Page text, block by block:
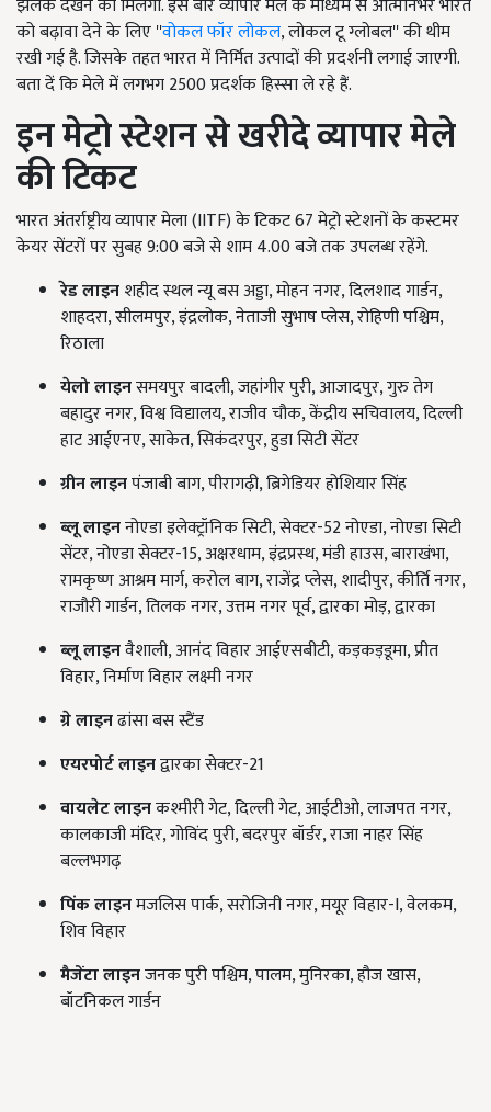
झलक देखने को मिलेगी. इस बार व्यापार मेले के माध्यम से आत्मनिर्भर भारत
को बढ़ावा देने के लिए ''वोकल फॉर लोकल, लोकल टू ग्लोबल'' की थीम
रखी गई है. जिसके तहत भारत में निर्मित उत्पादों की प्रदर्शनी लगाई जाएगी.
बता दें कि मेले में लगभग 2500 प्रदर्शक हिस्सा ले रहे हैं.
इन मेट्रो स्टेशन से खरीदे व्यापार मेले
की टिकट
भारत अंतर्राष्ट्रीय व्यापार मेला (IITF) के टिकट 67 मेट्रो स्टेशनों के कस्टमर
केयर सेंटरों पर सुबह 9:00 बजे से शाम 4.00 बजे तक उपलब्ध रहेंगे.
रेड लाइनशहीद स्थल न्यू बस अड्डा, मोहन नगर, दिलशाद गार्डन,
शाहदरा, सीलमपुर, इंद्रलोक, नेताजी सुभाष प्लेस, रोहिणी पश्चिम,
रिठाला
येलो लाइनसमयपुर बादली, जहांगीर पुरी, आजादपुर, गुरु तेग
बहादुर नगर, विश्व विद्यालय, राजीव चौक, केंद्रीय सचिवालय, दिल्ली
हाट आईएनए, साकेत, सिकंदरपुर, हुडा सिटी सेंटर
ग्रीन लाइनपंजाबी बाग, पीरागढ़ी, ब्रिगेडियर होशियार सिंह
ब्लू लाइननोएडा इलेक्ट्रॉनिक सिटी, सेक्टर-52 नोएडा, नोएडा सिटी
सेंटर, नोएडा सेक्टर-15, अक्षरधाम, इंद्रप्रस्थ, मंडी हाउस, बाराखंभा,
रामकृष्ण आश्रम मार्ग, करोल बाग, राजेंद्र प्लेस, शादीपुर, कीर्ति नगर,
राजौरी गार्डन, तिलक नगर, उत्तम नगर पूर्व, द्वारका मोड़, द्वारका
ब्लू लाइनवैशाली, आनंद विहार आईएसबीटी, कड़कड़डूमा, प्रीत
विहार, निर्माण विहार लक्ष्मी नगर
ग्रे लाइनढांसा बस स्टैंड
एयरपोर्ट लाइनद्वारका सेक्टर-21
वायलेट लाइनकश्मीरी गेट, दिल्ली गेट, आईटीओ, लाजपत नगर,
कालकाजी मंदिर, गोविंद पुरी, बदरपुर बॉर्डर, राजा नाहर सिंह
बल्लभगढ़
पिंक लाइनमजलिस पार्क, सरोजिनी नगर, मयूर विहार-I, वेलकम,
शिव विहार
मैजेंटा लाइनजनक पुरी पश्चिम, पालम, मुनिरका, हौज खास,
बॉटनिकल गार्डन